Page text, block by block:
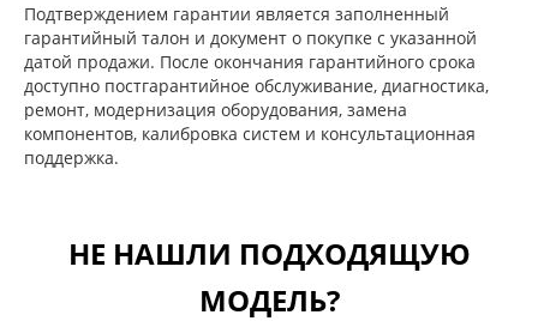
Подтверждением гарантии является заполненный
гарантийный талон и документ о покупке с указанной
датой продажи. После окончания гарантийного срока
доступно постгарантийное обслуживание, диагностика,
ремонт, модернизация оборудования, замена
компонентов, калибровка систем и консультационная
поддержка.
НЕ НАШЛИ ПОДХОДЯЩУЮ
МОДЕЛЬ?